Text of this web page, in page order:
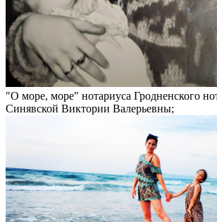
"О море, море" нотариуса Гродненского
Синявской Виктории Валерьевны;